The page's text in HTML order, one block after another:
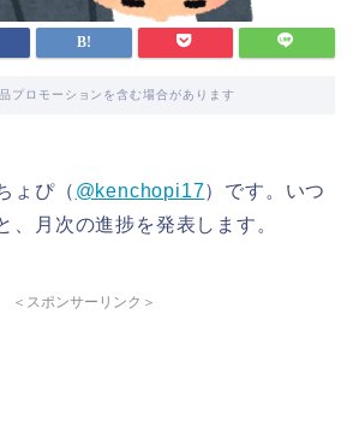
プロモーションを含む場合があります
ょぴ（ @kenchopi17）です。いつ
、月次の進捗を発表します。
＜スポンサーリンク＞